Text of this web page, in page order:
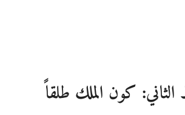
کون الملك طلقاً